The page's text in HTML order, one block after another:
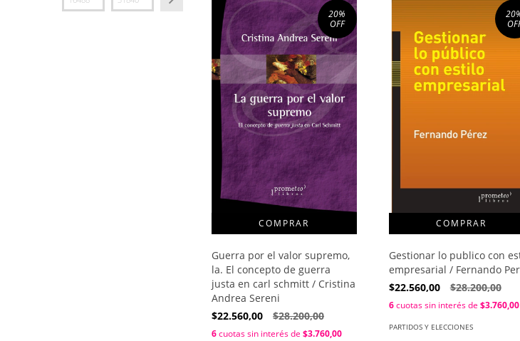
20%
OFF
Guerra por el valor supremo,
la. El concepto de guerra
justa en carl schmitt / Cristina
Andrea Sereni
$22.560,00
$28.200,00
6cuotas sin interés de $3.760,00
20
Gestionar lo publico con
empresarial / Fernando
$22.560,00
$28.200,00
6cuotas sin interés de $3.760,00
PARTIDOS Y ELECCIONES